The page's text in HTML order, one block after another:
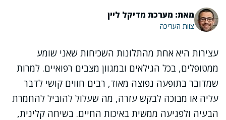
מאת: מערכת מדיקל ליין
צוות העריכה
עצירות היא אחת מהתלונות השכיחות שאני שומע
ממטופלים, בכל הגילאים ובמגוון מצבים רפואיים. למרות
שמדובר בתופעה נפוצה מאוד, רבים חווים קושי לדבר
עליה או מבוכה לבקש עזרה, מה שעלול להוביל להחמרת
הבעיה ולפגיעה ממשית באיכות החיים. בשיחה קלינית,